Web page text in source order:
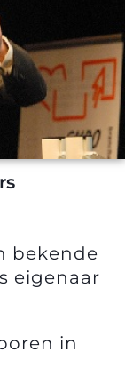
bekende
eigenaar
in